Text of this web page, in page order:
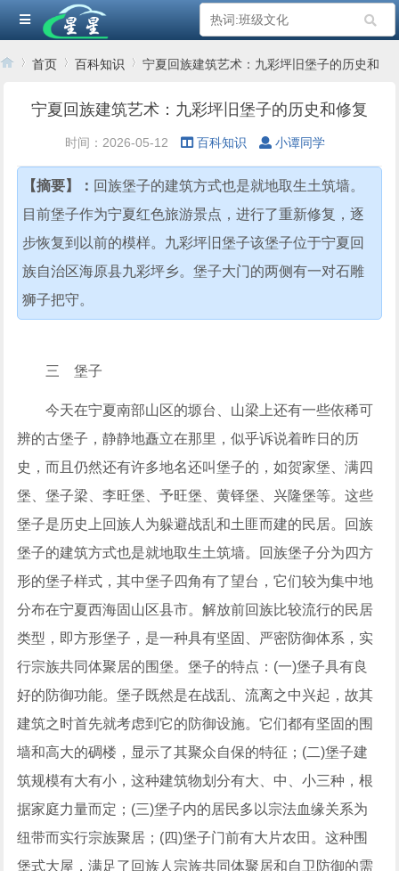
首页 百科知识
›
宁夏回族建筑艺术：九彩坪旧堡子的历史和
宁夏回族建筑艺术：九彩坪旧堡子的历史和修复
时间：2026-05-12 百科知识 小谭同学
【摘要】： 回族堡子的建筑方式也是就地取生土筑墙。
目前堡子作为宁夏红色旅游景点，进行了重新修复，逐
步恢复到以前的模样。九彩坪旧堡子该堡子位于宁夏回
族自治区海原县九彩坪乡。堡子大门的两侧有一对石雕
狮子把守。
三 堡子
今天在宁夏南部山区的塬台、山梁上还有一些依稀可
辨的古堡子，静静地矗立在那里，似乎诉说着昨日的历
史，而且仍然还有许多地名还叫堡子的，如贺家堡、满四
堡、堡子梁、李旺堡、予旺堡、黄铎堡、兴隆堡等。这些
堡子是历史上回族人为躲避战乱和土匪而建的民居。回族
堡子的建筑方式也是就地取生土筑墙。回族堡子分为四方
形的堡子样式，其中堡子四角有了望台，它们较为集中地
分布在宁夏西海固山区县市。解放前回族比较流行的民居
类型，即方形堡子，是一种具有坚固、严密防御体系，实
行宗族共同体聚居的围堡。堡子的特点：(一)堡子具有良
好的防御功能。堡子既然是在战乱、流离之中兴起，故其
建筑之时首先就考虑到它的防御设施。它们都有坚固的围
墙和高大的碉楼，显示了其聚众自保的特征；(二)堡子建
筑规模有大有小，这种建筑物划分有大、中、小三种，根
据家庭力量而定；(三)堡子内的居民多以宗法血缘关系为
纽带而实行宗族聚居；(四)堡子门前有大片农田。这种围
堡式大屋，满足了回族人宗族共同体聚居和自卫防御的需